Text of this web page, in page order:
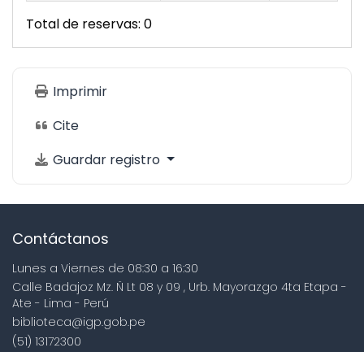
Total de reservas: 0
Imprimir
Cite
Guardar registro
Contáctanos
Lunes a Viernes de 08:30 a 16:30
Calle Badajoz Mz. Ñ Lt 08 y 09 , Urb. Mayorazgo 4ta Etapa -
Ate - Lima - Perú
biblioteca@igp.gob.pe
(51) 13172300